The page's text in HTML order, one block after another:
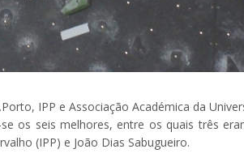
IPP e Associação Académica da
os seis melhores, entre os quais três
(IPP) e João Dias Sabugueiro.